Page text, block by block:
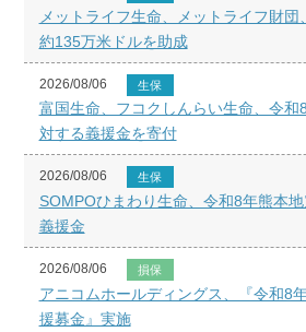
メットライフ生命、メットライフ財
約135万米ドルを助成
2026/08/06 生保
富国生命、フコクしんらい生命、令和
対する義援金を寄付
2026/08/06 生保
SOMPOひまわり生命、令和8年熊本
義援金
2026/08/06 損保
アニコムホールディングス、『令和8
援募金』実施